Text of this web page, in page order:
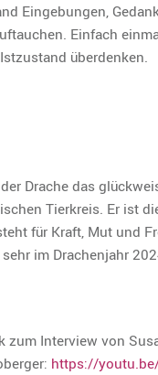
Eingebungen,
Einfach
überdenken.
Drache das
Tierkreis. Er ist
für Kraft, Mut und
im Drachenjahr
zum Interview von
https://